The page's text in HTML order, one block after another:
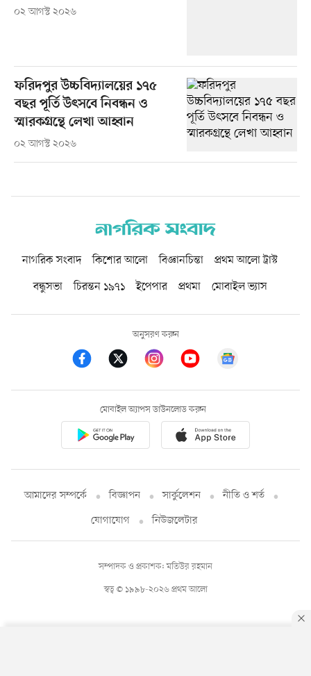
০২ আগস্ট ২০২৬
ফরিদপুর উচ্চবিদ্যালয়ের ১৭৫
বছর পূর্তি উৎসবে নিবন্ধন ও
স্মারকগ্রন্থে লেখা আহ্বান
০২ আগস্ট ২০২৬
নাগরিক সংবাদ কিশোর আলো বিজ্ঞানচিন্তা
প্রথম আলো ট্রাস্ট
বন্ধুসভা
চিরন্তন ১৯৭১ ইপেপার প্রথমা মোবাইল ভ্যাস
অনুসরণ করুন
মোবাইল অ্যাপস ডাউনলোড করুন
আমাদের সম্পর্কে বিজ্ঞাপন সার্কুলেশন
নীতি ও শর্ত
যোগাযোগ
নিউজলেটার
স্বত্ব © ১৯৯৮-২০২৬ প্রথম আলো
সম্পাদক ও প্রকাশক: মতিউর রহমান